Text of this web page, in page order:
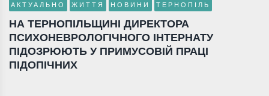
АКТУАЛЬНО ЖИТТЯ НОВИНИ ТЕРНОПІЛЬ
НА ТЕРНОПІЛЬЩИНІ ДИРЕКТОРА
ПСИХОНЕВРОЛОГІЧНОГО ІНТЕРНАТУ
ПІДОЗРЮЮТЬ У ПРИМУСОВІЙ ПРАЦІ
ПІДОПІЧНИХ